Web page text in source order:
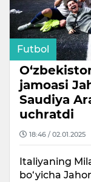
Futbol
jamoasi
Saudiya
uchratdi
18:46 / 02.01.2025
Italiyaning
bo‘yicha